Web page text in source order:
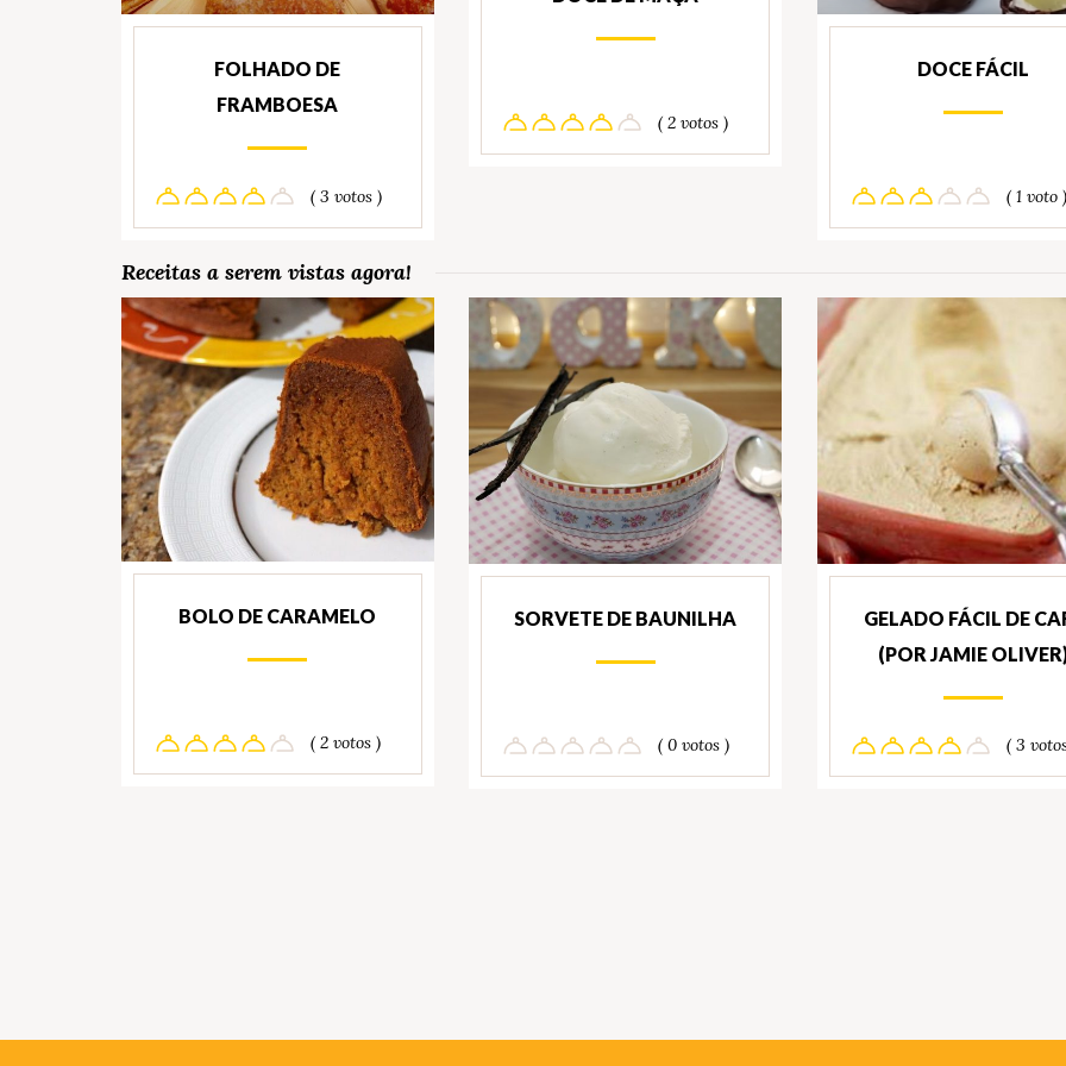
FOLHADO DE
FRAMBOESA
( 3 votos )
( 2 votos )
DOCE FÁCIL
( 1 voto )
Receitas a serem vistas agora!
BOLO DE CARAMELO
( 2 votos )
SORVETE DE BAUNILHA
( 0 votos )
GELADO FÁCIL DE
(POR JAMIE
( 3